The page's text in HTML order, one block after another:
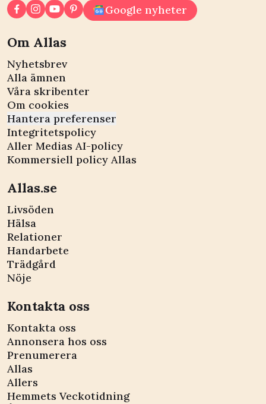
Google nyheter
Om Allas
Nyhetsbrev
Alla ämnen
Våra skribenter
Om cookies
Hantera preferenser
Integritetspolicy
Aller Medias AI-policy
Kommersiell policy Allas
Allas.se
Livsöden
Hälsa
Relationer
Handarbete
Trädgård
Nöje
Kontakta oss
Kontakta oss
Annonsera hos oss
Prenumerera
Allas
Allers
Hemmets Veckotidning